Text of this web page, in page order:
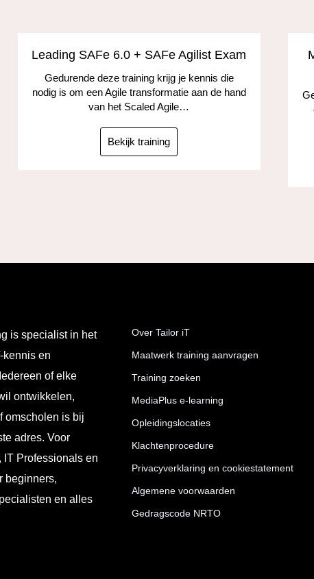
Leading SAFe 6.0 + SAFe Agilist Exam
Gedurende deze training krijg je kennis die
nodig is om een Agile transformatie aan de hand
van het Scaled Agile…
Bekijk training
is specialist in het
kennis en
of elke
ontwikkelen,
omscholen is bij
adres. Voor
IT Professionals en
beginners,
en alles
Over Tailor iT
Maatwerk training aanvragen
Training zoeken
MediaPlus e-learning
Opleidingslocaties
Klachtenprocedure
Privacyverklaring en cookiestatement
Algemene voorwaarden
Gedragscode NRTO